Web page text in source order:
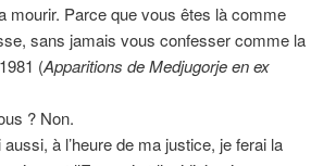
mourir. Parce que vous êtes là comme
sans jamais vous confesser comme la
(Apparitions de Medjugorje en ex
? Non.
à l’heure de ma justice, je ferai la